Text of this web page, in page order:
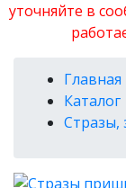
уточняйте в
Главная
Каталог
Стразы,